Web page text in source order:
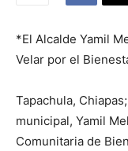
*El Alcalde Yamil
Velar por el
Tapachula,
municipal, Yamil
Comunitaria de